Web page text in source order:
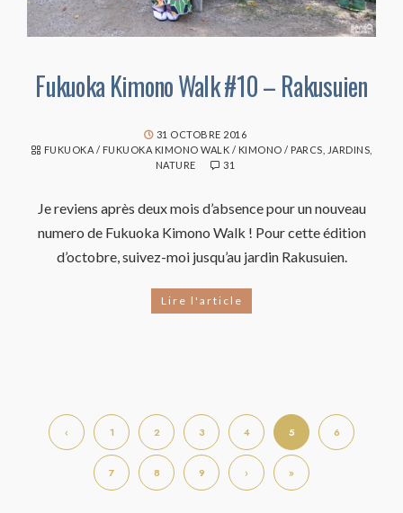
Fukuoka Kimono Walk #10 – Rakusuien
31 OCTOBRE 2016
FUKUOKA / FUKUOKA KIMONO WALK / KIMONO / PARCS, JARDINS,
NATURE
31
Je reviens après deux mois d’absence pour un nouveau
numero de Fukuoka Kimono Walk ! Pour cette édition
d’octobre, suivez-moi jusqu’au jardin Rakusuien.
Lire l'article
‹ 1 2 3 4 5 6
7 8 9 › »